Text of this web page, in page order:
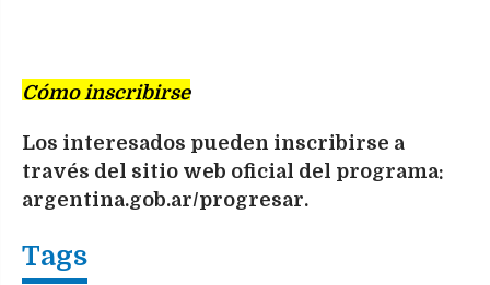
Cómo inscribirse
Los interesados pueden inscribirse a
través del sitio web oficial del programa:
argentina.gob.ar/progresar.